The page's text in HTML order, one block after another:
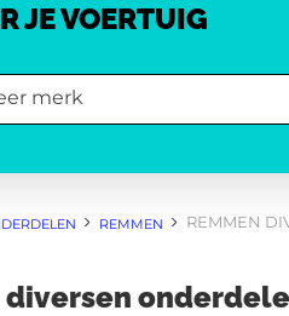
JE VOERTUIG
merk
REMMEN REMMEN
diversen